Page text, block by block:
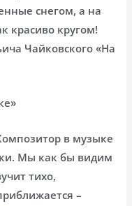
снегом, а на
красиво кругом!
Чайковского «На
в музыке
Мы как бы видим
тихо,
–